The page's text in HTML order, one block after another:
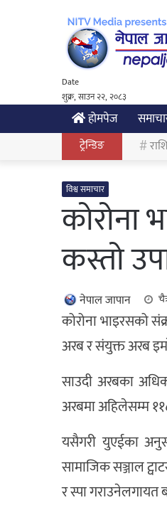
Date
शुक्र, साउन २२, २०८३
होमपेज
ट्रेन्डिङ
विश्व समाचार
कस्तो
नेपाल जापान
कोरोना भाइरसको
अरब र संयुक्त अरब
साउदी अरबका
अरबमा अहिलेसम्म
यसैगरी युएईका
सामाजिक सञ्जाल
र स्पा गराउनेलगायत